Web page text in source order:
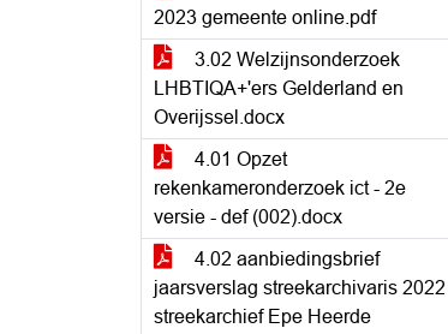
2023 gemeente online.pdf
3.02 Welzijnsonderzoek
LHBTIQA+'ers Gelderland en
Overijssel.docx
4.01 Opzet
rekenkameronderzoek ict - 2e
versie - def (002).docx
4.02 aanbiedingsbrief
jaarsverslag streekarchivaris 2022
streekarchief Epe Heerde